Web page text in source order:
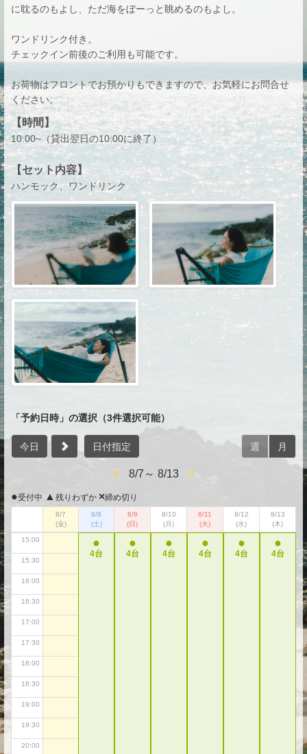
に耽るのもよし、ただ海をぼーっと眺めるのもよし。
ワンドリンク付き。
チェックイン前後のご利用も可能です。
お荷物はフロントでお預かりもできますので、お気軽にお問合せ
ください。
【時間】
10:00~（貸出翌日の10:00に終了）
【セット内容】
ハンモック、ワンドリンク
「予約日時」の選択（3件選択可能）
今日 日付指定
8/7～ 8/13
週 月
●受付中 ▲ 残りわずか ×締め切り
8/7
(金)
8/8
(土)
8/9
(日)
8/10
(月)
8/11
(火)
8/12
(水)
8/13
(木)
02:00
03:00
04:00
04:30
05:00
05:30
06:00
06:30
07:30
08:00
09:00
10:00
10:30
11:00
12:00
12:30
13:00
14:00
15:00
15:30
16:00
16:30
17:00
17:30
18:00
18:30
19:00
19:30
20:00
●
4台
●
4台
●
4台
●
4台
●
4台
●
4台